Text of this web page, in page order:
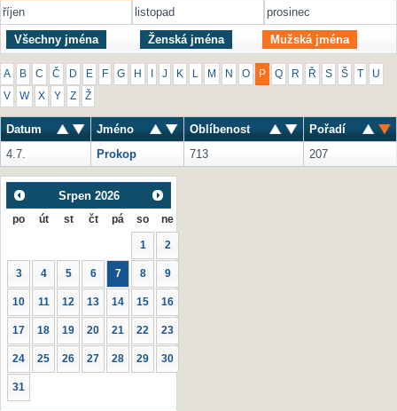
říjen
listopad prosinec
Všechny jména Ženská jména Mužská jména
A B C Č D E F G H J K M N O P Q R Ř S Š U
V W X Y Z Ž
Datum Jméno Oblíbenost
Pořadí
4.7.
Prokop 713 207
Srpen 2026
po út st čt pá so ne
1 2
3 4 5 6 7 8 9
10 11 12 13 14 15 16
17 18 19 20 21 22 23
24 25 26 27 28 29 30
31